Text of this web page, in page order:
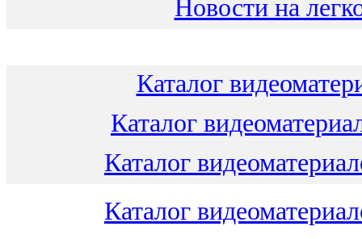
Новости на
Каталог
Каталог
Каталог
Каталог